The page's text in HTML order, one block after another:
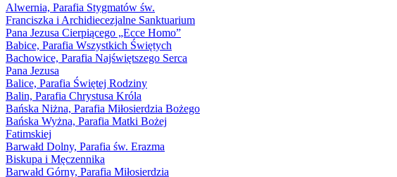
1968
1969
1970
1971
1972
1973
1974
1975
1976
1977
1978
1979
1980
Alwernia, Parafia Stygmatów św.
Franciszka i Archidiecezjalne Sanktuarium
Pana Jezusa Cierpiącego „Ecce Homo”
Babice, Parafia Wszystkich Świętych
Bachowice, Parafia Najświętszego Serca
Pana Jezusa
Balice, Parafia Świętej Rodziny
Balin, Parafia Chrystusa Króla
Bańska Niżna, Parafia Miłosierdzia Bożego
Bańska Wyżna, Parafia Matki Bożej
Fatimskiej
Barwałd Dolny, Parafia św. Erazma
Biskupa i Męczennika
Barwałd Górny, Parafia Miłosierdzia